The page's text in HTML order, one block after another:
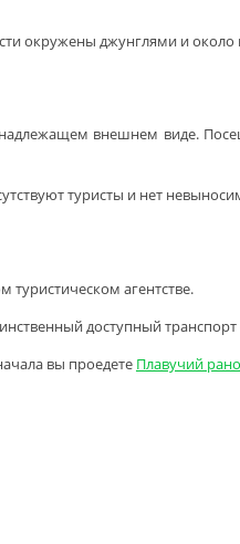
окружены джунглями и
внешнем виде.
туристы и нет
агентстве.
доступный
вы проедете Плавучий